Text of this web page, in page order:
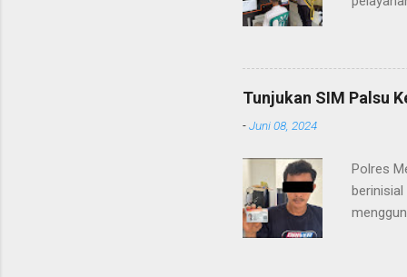
Heri
pidana,
Tunjukan SIM Palsu
-Juni 08, 2024
Polres
berinisial